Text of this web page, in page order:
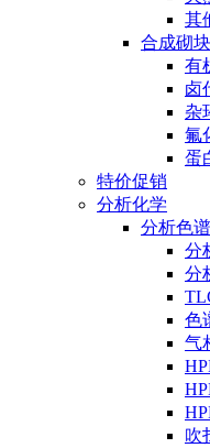
其
合成砌块
有
卤
杂
氟
蛋
特价促销
分析化学
分析色谱
分
分
色
气
吹